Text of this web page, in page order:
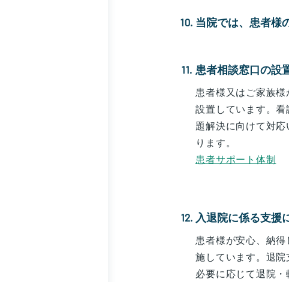
当院では、患者様
患者相談窓口の設
患者様又はご家族
設置しています。
題解決に向けて対
ります。
患者サポート体制
入退院に係る支援
患者様が安心、納
施しています。退
必要に応じて退院